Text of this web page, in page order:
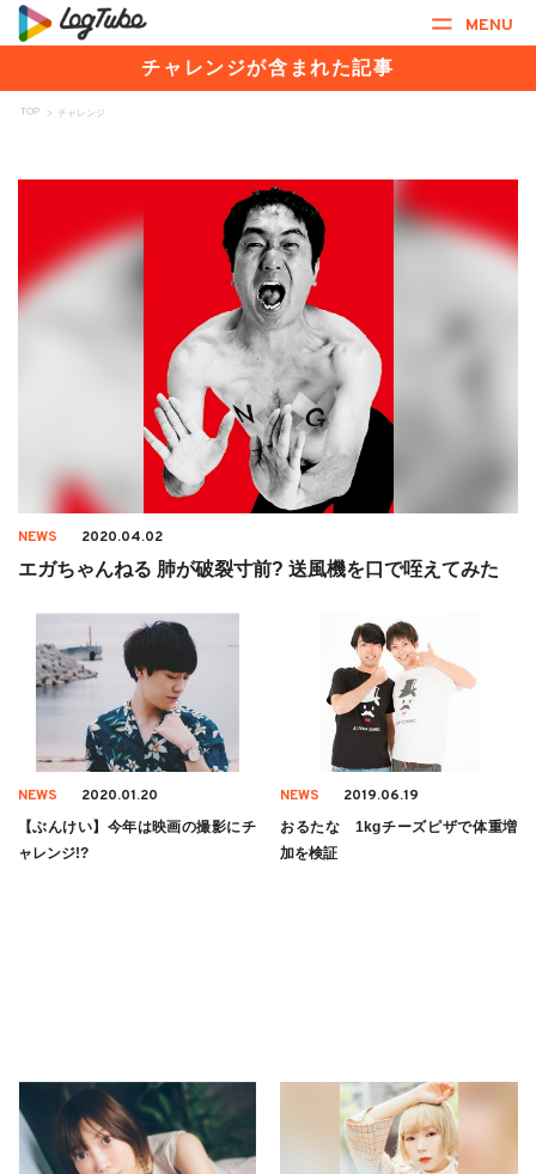
MENU
チャレンジが含まれた記事
TOP > チャレンジ
NEWS 2020.04.02
エガちゃんねる 肺が破裂寸前? 送風機を口で咥えてみた
NEWS 2020.01.20
【ぶんけい】今年は映画の撮影にチ
ャレンジ!?
NEWS 2019.06.19
おるたな 1kgチーズピザで体重増
加を検証